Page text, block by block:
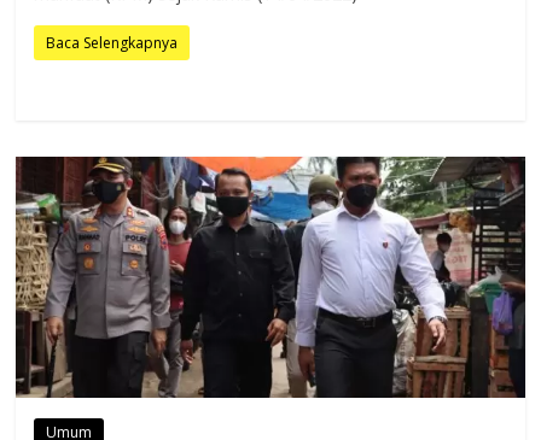
Baca Selengkapnya
Umum